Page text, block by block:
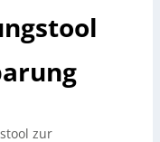
zur